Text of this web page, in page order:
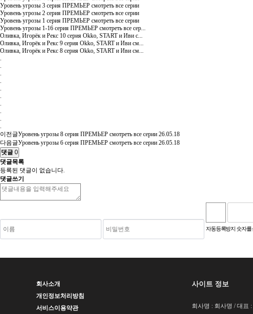
Уровень угрозы 3 серия ПРЕМЬЕР смотреть все серии
Уровень угрозы 2 серия ПРЕМЬЕР смотреть все серии
Уровень угрозы 1 серия ПРЕМЬЕР смотреть все серии
Уровень угрозы 1-16 серия ПРЕМЬЕР смотреть все сер...
Оливка, Игорёк и Рекс 10 серия Okko, START и Иви с...
Оливка, Игорёк и Рекс 9 серия Okko, START и Иви см...
Оливка, Игорёк и Рекс 8 серия Okko, START и Иви см...
.
.
.
.
.
.
.
.
.
.
이전글Уровень угрозы 8 серия ПРЕМЬЕР смотреть все серии 26.05.18
다음글Уровень угрозы 6 серия ПРЕМЬЕР смотреть все серии 26.05.18
댓글 0
댓글목록
등록된 댓글이 없습니다.
댓글쓰기
자동등록방지 숫자를
회사소개
개인정보처리방침
서비스이용약관
사이트 정보
회사명 : 회사명 / 대표